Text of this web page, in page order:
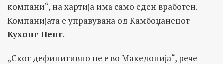
компани“, на хартија има само еден вработен.
Компанијата е управувана од Камбоџанецот
Кухонг Пенг.
„Скот дефинитивно не е во Македонија“, рече